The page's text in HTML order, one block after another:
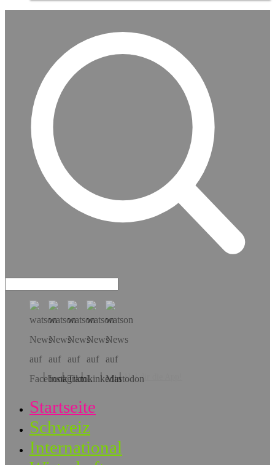
Hol dir die App!
Startseite
Schweiz
International